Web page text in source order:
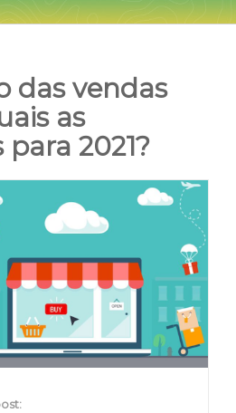
das vendas
as
2021?